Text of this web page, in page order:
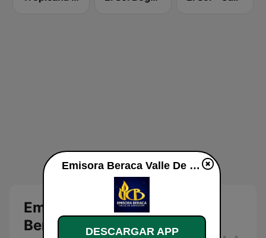
Emisora Beraca Valle De
Bendición en vivo
Emisora Beraca Valle De Bendición en vivo
DESCARGAR APP